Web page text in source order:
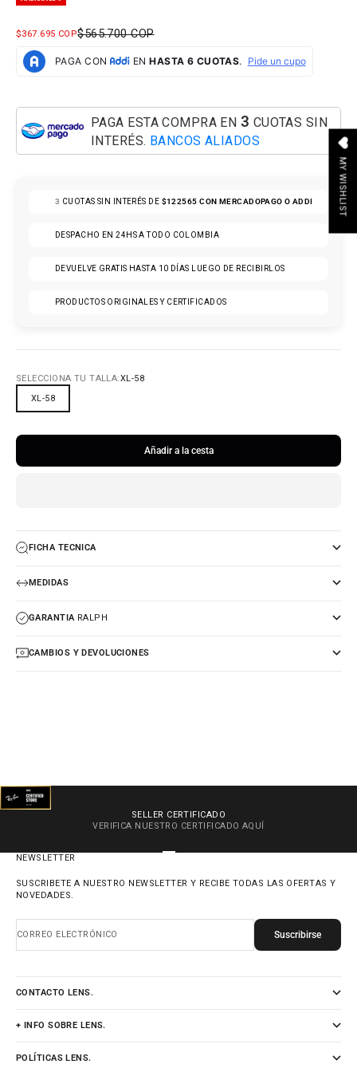
PRECIO DE OFERTA
$367.695 COPPRECIO NORMAL
$565.700 COP
PAGA ESTA COMPRA EN 3 CUOTAS SIN
INTERÉS. BANCOS ALIADOS
3 CUOTAS SIN INTERÉS DE $122565CON MERCADOPAGO O ADDI
DESPACHO EN 24HS A TODO COLOMBIA
DEVUELVE GRATIS HASTA 10 DÍAS LUEGO DE RECIBIRLOS
PRODUCTOS ORIGINALES Y CERTIFICADOS
SELECCIONA TU TALLA:XL-58
XL-58
Añadir a la cesta
FICHA TECNICA
MEDIDAS
GARANTIARALPH
CAMBIOS Y DEVOLUCIONES
SELLER CERTIFICADO
VERIFICA NUESTRO CERTIFICADO AQUÍ
NEWSLETTER
SUSCRIBETE A NUESTRO NEWSLETTER Y RECIBE TODAS LAS OFERTAS Y
NOVEDADES.
CORREO ELECTRÓNICO Suscribirse
CONTACTO LENS.
+ INFO SOBRE LENS.
POLÍTICAS LENS.
MY WISHLIST